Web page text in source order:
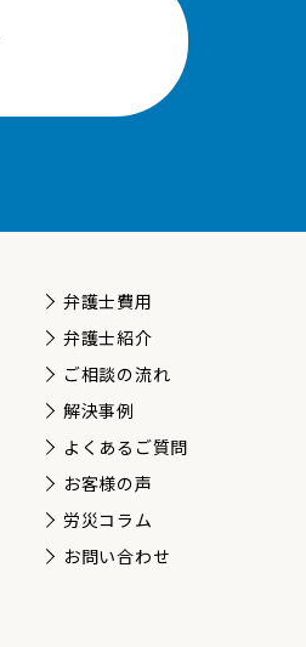
弁護士費用
弁護士紹介
ご相談の流れ
解決事例
よくあるご質問
お客様の声
労災コラム
お問い合わせ